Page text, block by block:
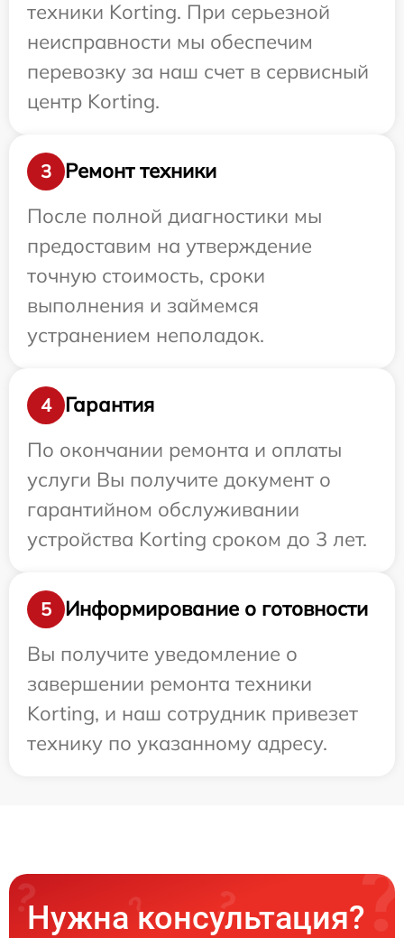
техники Korting. При серьезной
неисправности мы обеспечим
перевозку за наш счет в сервисный
центр Korting.
3
Ремонт техники
После полной диагностики мы
предоставим на утверждение
точную стоимость, сроки
выполнения и займемся
устранением неполадок.
4
Гарантия
По окончании ремонта и оплаты
услуги Вы получите документ о
гарантийном обслуживании
устройства Korting сроком до 3 лет.
5
Информирование о готовности
Вы получите уведомление о
завершении ремонта техники
Korting, и наш сотрудник привезет
технику по указанному адресу.
Нужна консультация?